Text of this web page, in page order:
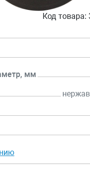
Код товара:
мм